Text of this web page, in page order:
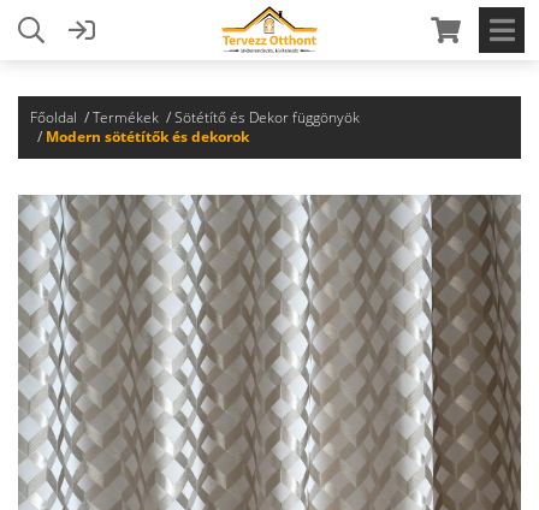
Főoldal Termékek
Sötétítő és Dekor függönyök
Modern sötétítők és dekorok